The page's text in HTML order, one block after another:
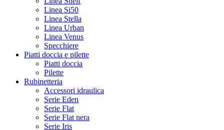
Linea Si50
Linea Stella
Linea Urban
Linea Venus
Specchiere
Piatti doccia e pilette
Piatti doccia
Pilette
Rubinetteria
Accessori idraulica
Serie Eden
Serie Flat
Serie Flat nera
Serie Iris